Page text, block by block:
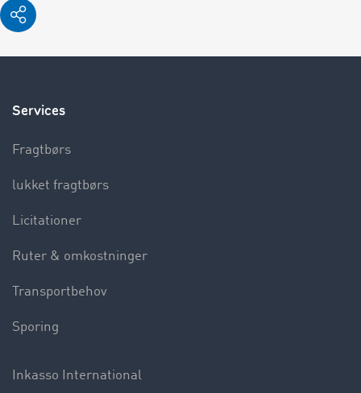
Services
Fragtbørs
lukket fragtbørs
Licitationer
Ruter & omkostninger
Transportbehov
Sporing
Inkasso International